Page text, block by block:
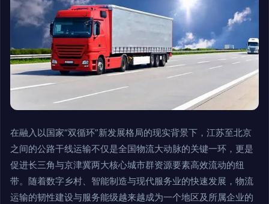
在融入以国家“双循环”新发展格局的现实背景下，江苏至北京
之间的公路干线运输不仅是全国物流大动脉的关键一环，更是
促进长三角与京津冀两大核心城市群资源要素高效流动的纽
带。随着数字乡村、智能制造与现代服务业的快速发展，物流
运输的韧性建设与服务能级越来越成为一个地区及所属企业的